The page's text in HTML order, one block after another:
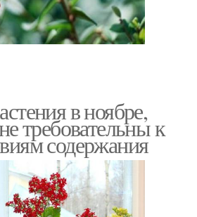
в ноябре,
требовательны к
содержания